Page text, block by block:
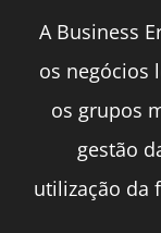
A Business
os negócios
os grupos
gestão
utilização da